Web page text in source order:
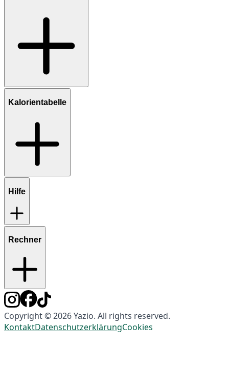
Kalorientabelle
Hilfe
Rechner
Copyright © 2026 Yazio. All rights reserved.
KontaktDatenschutzerklärungCookies